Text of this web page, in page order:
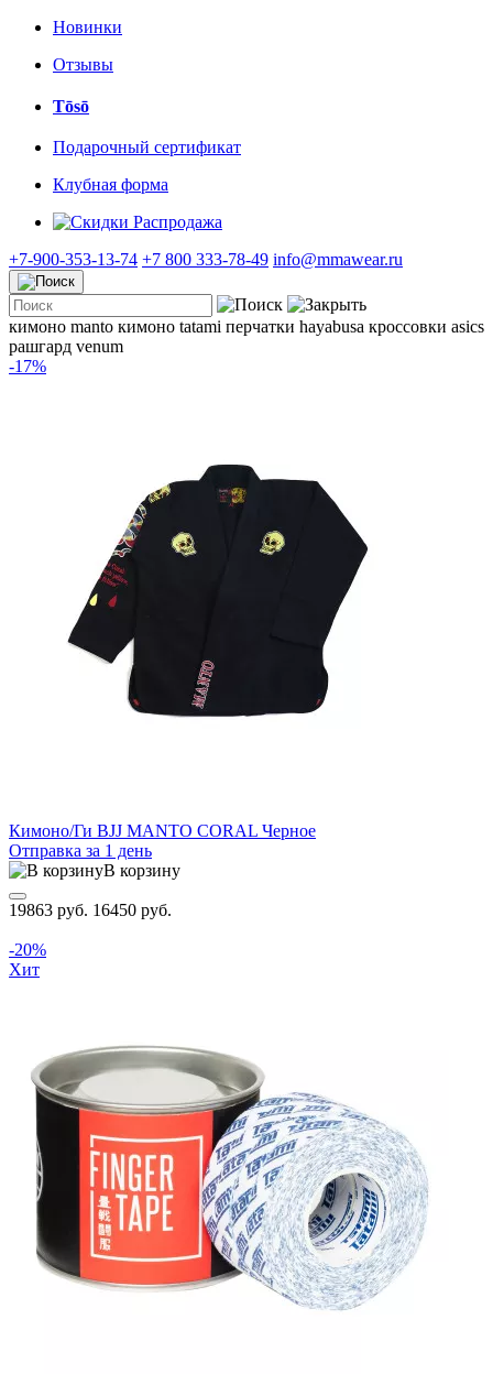
Новинки
Отзывы
Tōsō
Подарочный сертификат
Клубная форма
Распродажа
+7-900-353-13-74 +7 800 333-78-49 info@mmawear.ru
кимоно manto кимоно tatami перчатки hayabusa кроссовки asics
рашгард venum
-17%
Кимоно/Ги BJJ MANTO CORAL Черное
Отправка за 1 день
В корзину
19863 руб. 16450 руб.
-20%
Хит